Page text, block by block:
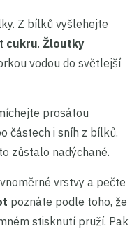
Z bílků vyšlehejte
cukru. Žloutky
vodou do světlejší
prosátou
částech i sníh z bílků.
zůstalo nadýchané.
vrstvy a pečte
poznáte podle toho, že
stisknutí pruží. Pak